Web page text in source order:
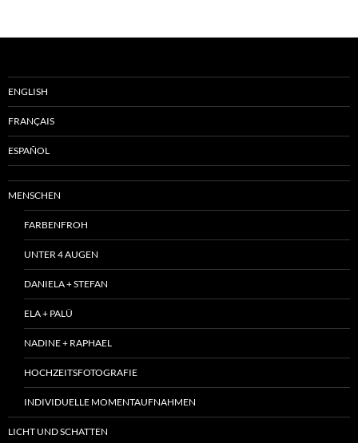
ENGLISH
FRANÇAIS
ESPAÑOL
MENSCHEN
FARBENFROH
UNTER 4 AUGEN
DANIELA + STEFAN
ELA + PALÜ
NADINE + RAPHAEL
HOCHZEITSFOTOGRAFIE
INDIVIDUELLE MOMENTAUFNAHMEN
LICHT UND SCHATTEN